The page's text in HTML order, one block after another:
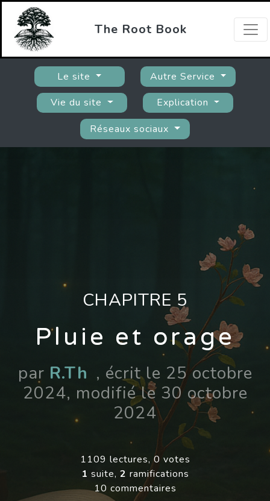
The Root Book
Le site
Autre Service
Vie du site
Explication
Réseaux sociaux
CHAPITRE 5
Pluie et orage
par R.Th , écrit le 25 octobre
2024, modifié le 30 octobre
2024
1109 lectures, 0 votes
1 suite, 2 ramifications
10 commentaires